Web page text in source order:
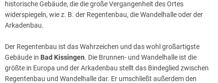
historische Gebäude, die die große Vergangenheit des Ortes
widerspiegeln, wie z. B. der Regentenbau, die Wandelhalle oder der
Arkadenbau.
Der Regentenbau ist das Wahrzeichen und das wohl großartigste
Gebäude in Bad Kissingen. Die Brunnen- und Wandelhalle ist die
größte in Europa und der Arkadenbau stellt das Bindeglied zwischen
Regentenbau und Wandelhalle dar. Er umschließt außerdem den